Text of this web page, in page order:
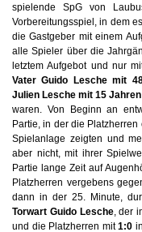
spielende SpG von
Vorbereitungsspiel, in dem
die Gastgeber mit einem
alle Spieler über die
letztem Aufgebot und nur
Vater Guido Lesche mit
Julien Lesche mit 15 Jahren
waren. Von Beginn an
Partie, in der die
Spielanlage zeigten und
aber nicht, mit ihrer
Partie lange Zeit auf
Platzherren vergebens
dann in der 25. Minute,
Torwart Guido Lesche, der
und die Platzherren mit1:0